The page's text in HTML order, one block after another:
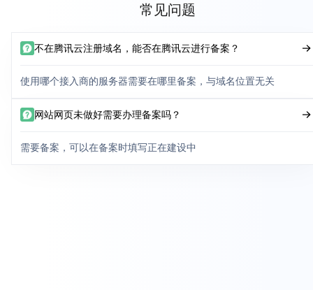
常见问题
不在腾讯云注册域名，能否在腾讯云进行备案？
使用哪个接入商的服务器需要在哪里备案，与域名位置无关
网站网页未做好需要办理备案吗？
需要备案，可以在备案时填写正在建设中